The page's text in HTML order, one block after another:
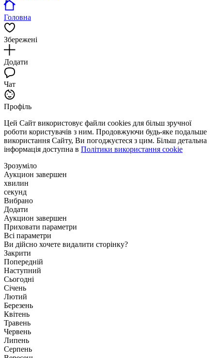
Головна
Збережені
Додати
Чат
Профіль
Цей Сайт використовує файли cookies для більш зручної
роботи користувачів з ним. Продовжуючи будь-яке подальше
використання Сайту, Ви погоджуєтеся з цим. Більш детальна
інформація доступна в Політики використання cookie
Зрозуміло
Аукцион завершен
хвилин
секунд
Вибрано
Додати
Аукцион завершен
Приховати параметри
Всі параметри
Ви дійсно хочете видалити сторінку?
Закрити
Попередній
Наступний
Сьогодні
Січень
Лютий
Березень
Квітень
Травень
Червень
Липень
Серпень